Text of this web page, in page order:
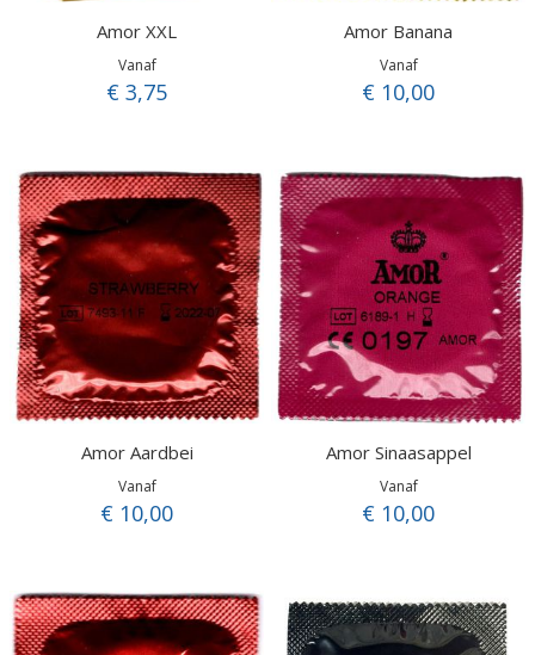
Amor XXL
Vanaf
€ 3,75
Amor Banana
Vanaf
€ 10,00
Amor Aardbei
Vanaf
€ 10,00
Amor Sinaasappel
Vanaf
€ 10,00